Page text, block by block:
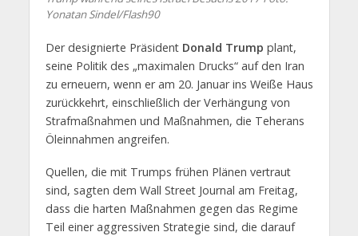
Yonatan Sindel/Flash90
Der designierte Präsident Donald Trump plant,
seine Politik des „maximalen Drucks“ auf den Iran
zu erneuern, wenn er am 20. Januar ins Weiße Haus
zurückkehrt, einschließlich der Verhängung von
Strafmaßnahmen und Maßnahmen, die Teherans
Öleinnahmen angreifen.
Quellen, die mit Trumps frühen Plänen vertraut
sind, sagten dem Wall Street Journal am Freitag,
dass die harten Maßnahmen gegen das Regime
Teil einer aggressiven Strategie sind, die darauf